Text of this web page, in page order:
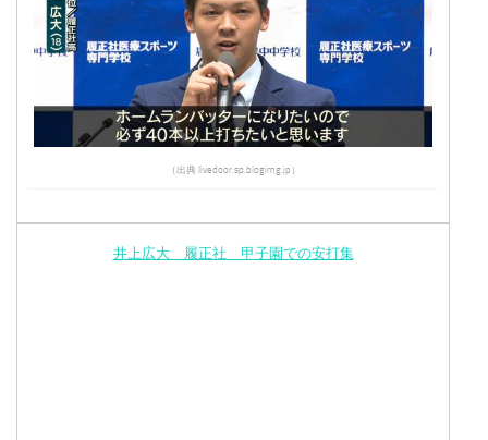
（出典 livedoor.sp.blogimg.jp）
井上広大 履正社 甲子園での安打集